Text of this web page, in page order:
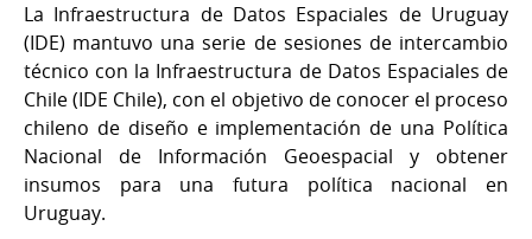
La Infraestructura de Datos Espaciales de Uruguay
(IDE) mantuvo una serie de sesiones de intercambio
técnico con la Infraestructura de Datos Espaciales de
Chile (IDE Chile), con el objetivo de conocer el proceso
chileno de diseño e implementación de una Política
Nacional de Información Geoespacial y obtener
insumos para una futura política nacional en
Uruguay.